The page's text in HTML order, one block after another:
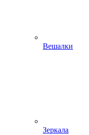
Вешалки
Зеркала